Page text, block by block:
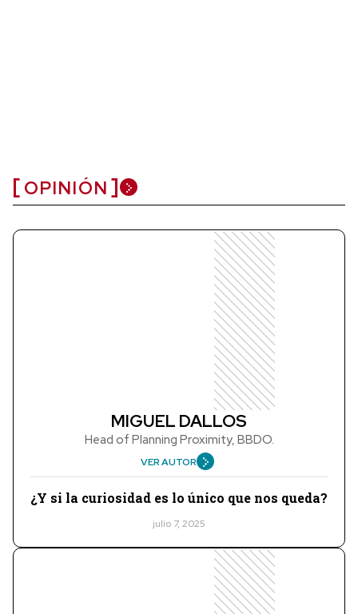
OPINIÓN
MIGUEL DALLOS
Head of Planning Proximity, BBDO.
VER AUTOR
¿Y si la curiosidad es lo único que nos queda?
julio 7, 2025